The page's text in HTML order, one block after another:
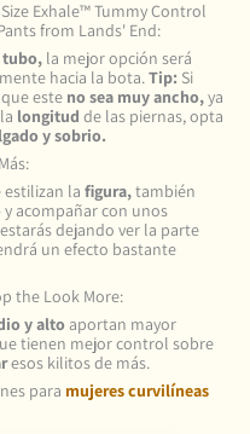
tubo, la mejor opción será
hacia la bota.Tip: Si
este no sea muy ancho,ya
longitud de las piernas, opta
y sobrio.
estilizan la figura,también
y acompañar con unos
dejando ver la parte
un efecto bastante
y alto aportan mayor
tienen mejor control sobre
esos kilitos de más.
para mujeres curvilíneas